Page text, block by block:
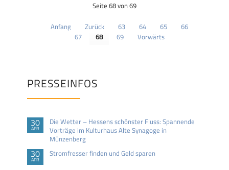
Seite 68 von 69
Anfang Zurück 63 64 65
66
67
68 69 Vorwärts
PRESSEINFOS
30
APR
Die Wetter – Hessens schönster Fluss: Spannende
Vorträge im Kulturhaus Alte Synagoge in
Münzenberg
30
APR
Stromfresser finden und Geld sparen